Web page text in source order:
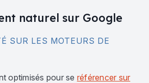
naturel sur Google
SUR LES MOTEURS DE
optimisés pour se référencer sur